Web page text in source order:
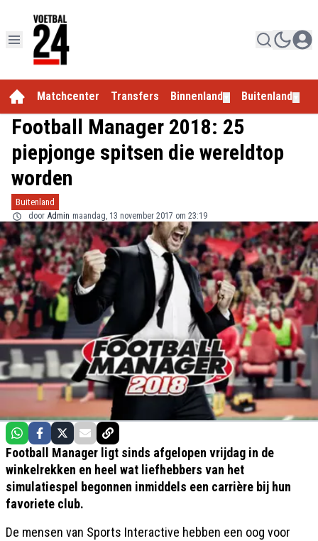
Matchcenter Transfers Binnenland Buitenland
Football Manager 2018: 25
piepjonge spitsen die wereldtop
worden
Buitenland
door Admin maandag, 13 november 2017 om 23:19
Football Manager ligt sinds afgelopen vrijdag in de
winkelrekken en heel wat liefhebbers van het
simulatiespel begonnen inmiddels een carrière bij hun
favoriete club.
De mensen van Sports Interactive hebben een oog voor